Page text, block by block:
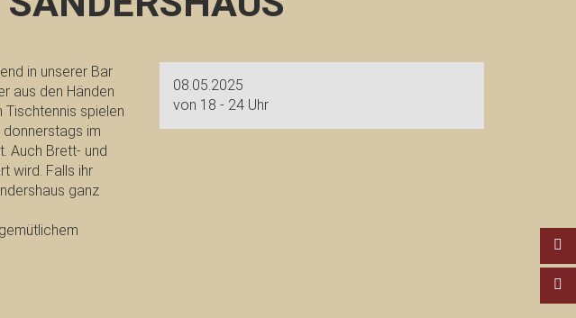
in unserer Bar
aus den Händen
spielen
donnerstags im
Auch Brett- und
wird. Falls ihr
ganz
08.05.2025
von 18 - 24 Uhr